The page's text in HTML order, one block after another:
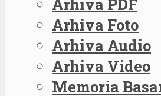
Arhiva Foto
Arhiva Audio
Arhiva Video
Memoria